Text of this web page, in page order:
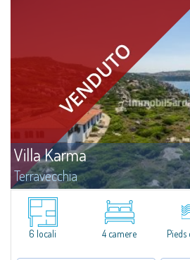
Villa Karma
Terravecchia
Gli amanti della privacy e dell'esclusività
padronale fronte mare, con una straordinaria
Lavezzi, l'isola di Cavallò, l'isola Piana, le
6 locali
4 camere Pieds